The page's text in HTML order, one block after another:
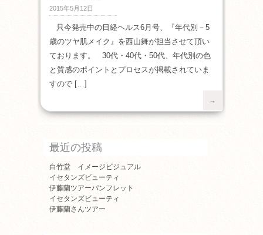
2015年5月12日
只今発売中の日経ヘルス6月号、『年代別－5
歳のツヤ肌メイク』を西山舞が担当させて頂い
ております。 30代・40代・50代、年代別の色
と質感のポイントとプロセスが掲載されていま
すので […]
→
最近の投稿
白竹堂 イメージビジュアル
イセタンズビューティ
伊藤蘭ツアーパンフレット
イセタンズビューティ
伊藤蘭さんツアー